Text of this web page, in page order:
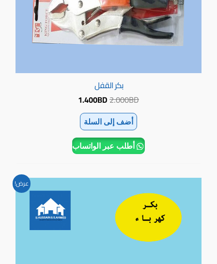
بكر القفل
2.000BD
1.400BD
أضف إلى السلة
أطلب عبر الواتساب
عرض! السعر السعر
الحالي
1.800BD.